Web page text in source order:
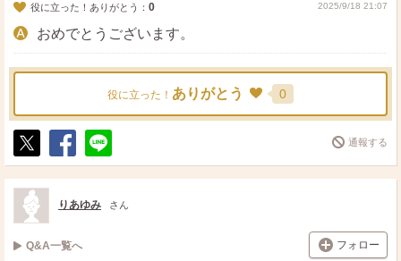
役に立った！ありがとう： 0 2025/9/18 21:07
おめでとうございます。
役に立った！ ありがとう 0
ポ
ス
ト
シ
ェ
送
る
通報する
りあゆみ さん
Q&A一覧へ フォロー